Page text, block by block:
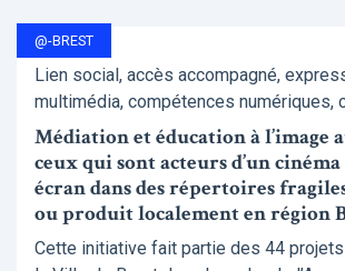
@-BREST
Lien social, accès accompagné,
multimédia, compétences numériques,
Médiation et éducation à l’image
ceux qui sont acteurs d’un
écran dans des répertoires
ou produit localement en région
Cette initiative fait partie des 44